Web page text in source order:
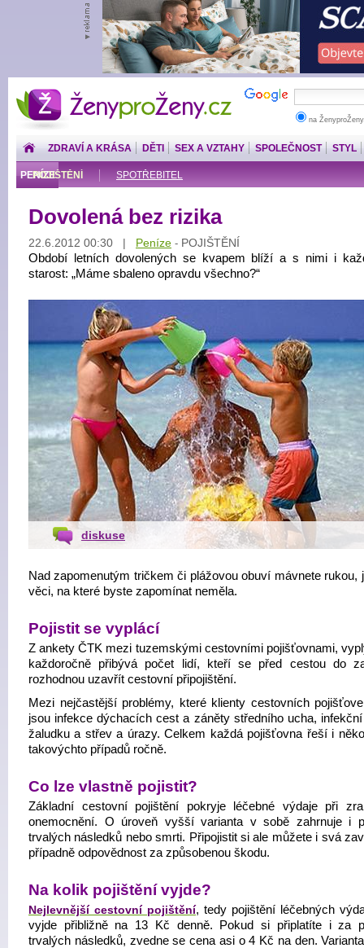
ŽenyproŽeny.cz
na
ZDRAVÍ A KRÁSA DĚTI SEX A VZTAHY SPOLEČNOST STYL
PENÍZE
POJIŠTĚNÍ SPOTŘEBITEL
Dovolená bez rizika
22.6.2012 00:30 | Peníze - POJIŠTĚNÍ
Období letních dovolených se kvapem blíží a s nimi i
starost: „Máme sbaleno opravdu všechno?“
diskuse
Nad zapomenutým tričkem či plážovou obuví mávnete rukou,
věci, na které byste zapomínat neměla.
Pojistit se vyplácí
Z ankety ČTK mezi tuzemskými cestovními pojišťovnami,
každoročně přibývá počet lidí, kteří se před cestou do
rozhodnou uzavřít cestovní připojištění.
Mezi nejčastější problémy, které klienty cestovních
jsou infekce dýchacích cest a záněty středního ucha,
žaludku a střev a úrazy. Celkem každá pojišťovna řeší i
takovýchto případů ročně.
Co lze vlastně pojistit?
Základní cestovní pojištění pokryje léčebné výdaje při
onemocnění. O úroveň vyšší varianta v sobě zahrnuje i
trvalých následků nebo smrti. Připojistit si ale můžete i svá
případně odpovědnost za způsobenou škodu.
Na kolik pojištění vyjde?
Nejlevnější cestovní pojištění, tedy pojištění léčebných
vyjde přibližně na 13 Kč denně. Pokud si připlatíte i za
trvalých následků, zvedne se cena asi o 4 Kč na den.